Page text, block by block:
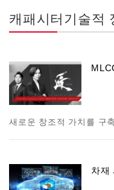
캐패시터기술적
새로운 창조적 가치를 구
차재